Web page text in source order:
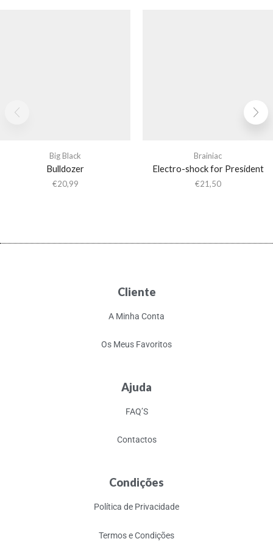
Big Black
Bulldozer
€20,99
Brainiac
Electro-shock for President
€21,50
Cliente
A Minha Conta
Os Meus Favoritos
Ajuda
FAQ’S
Contactos
Condições
Política de Privacidade
Termos e Condições